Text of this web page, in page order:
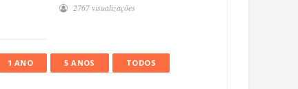
2767 visualizações
1 ANO 5 ANOS TODOS